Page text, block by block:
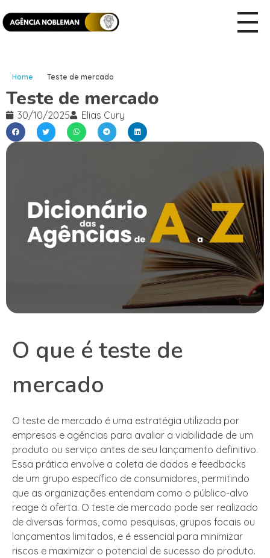
Home Teste de mercado
Teste de mercado
30/10/2025 Elias Cury
O que é teste de
mercado
O teste de mercado é uma estratégia utilizada por
empresas e agências para avaliar a viabilidade de um
produto ou serviço antes de seu lançamento definitivo.
Essa prática envolve a coleta de dados e feedbacks
de um grupo específico de consumidores, permitindo
que as organizações entendam como o público-alvo
reage à oferta. O teste de mercado pode ser realizado
de diversas formas, como pesquisas, grupos focais ou
lançamentos limitados, e é essencial para minimizar
riscos e maximizar o potencial de sucesso do produto.